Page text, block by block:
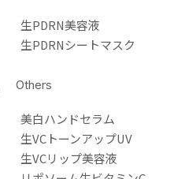
生PDRN美容液
生PDRNシートマスク
Others
美白ハンドセラム
生VCトーンアップUV
生VCリップ美容液